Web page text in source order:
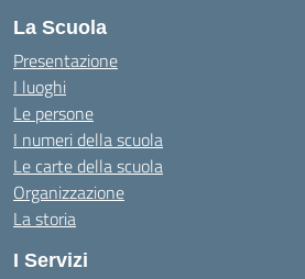
La Scuola
Presentazione
I luoghi
Le persone
I numeri della scuola
Le carte della scuola
Organizzazione
La storia
I Servizi